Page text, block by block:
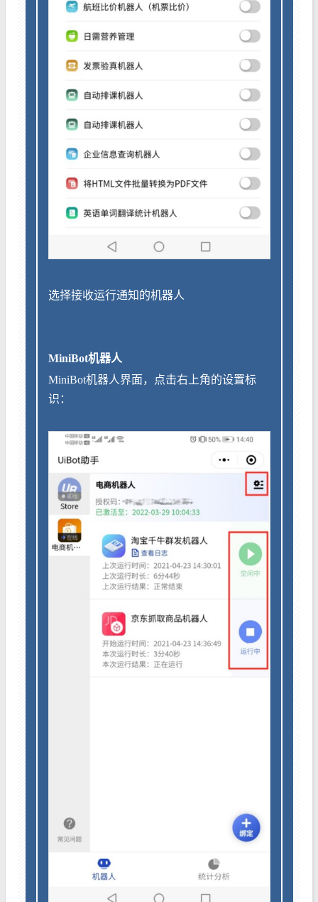
选择接收运行通知的机器人
MiniBot机器人
MiniBot机器人界面，点击右上角的设置标
识：